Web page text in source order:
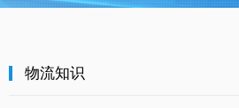
物流知识